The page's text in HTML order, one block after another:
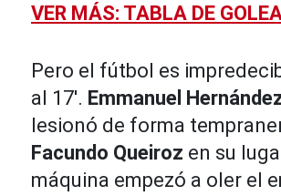
VER MÁS: TABLA DE
Pero el fútbol es
al 17'. Emmanuel
lesionó de forma
Facundo Queiroz en su
máquina empezó a oler el